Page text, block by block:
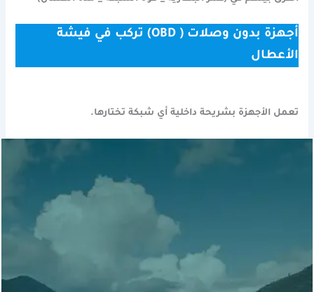
أجهزة بدون وصلات ( OBD) تركب في فيشة
الأعطال
تعمل الأجهزة بشريحة داخلية أي شبكة تختارها.